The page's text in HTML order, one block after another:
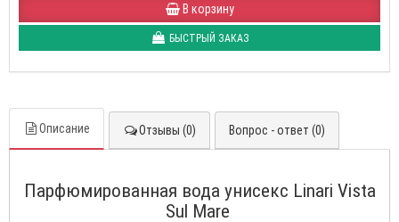
В корзину
БЫСТРЫЙ ЗАКАЗ
Описание Отзывы (0) Вопрос - ответ (0)
Парфюмированная вода унисекс Linari Vista
Sul Mare